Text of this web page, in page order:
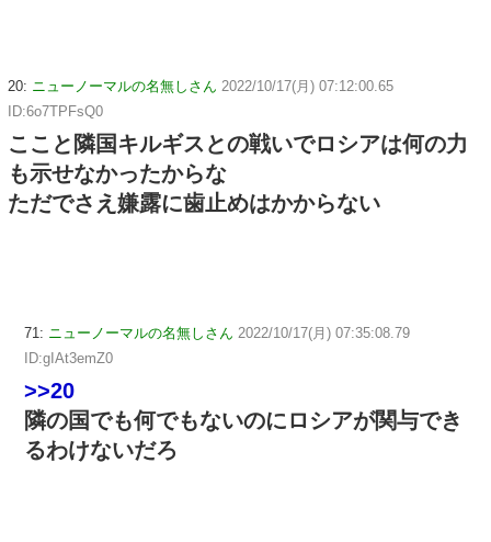
20: ニューノーマルの名無しさん 2022/10/17(月) 07:12:00.65
ID:6o7TPFsQ0
ここと隣国キルギスとの戦いでロシアは何の力
も示せなかったからな
ただでさえ嫌露に歯止めはかからない
71: ニューノーマルの名無しさん 2022/10/17(月) 07:35:08.79
ID:gIAt3emZ0
>>20
隣の国でも何でもないのにロシアが関与でき
るわけないだろ